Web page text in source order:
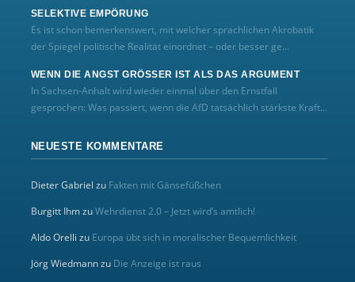
SELEKTIVE EMPÖRUNG
Es ist schon bemerkenswert, mit welcher sprachlichen Akrobatik
der Spiegel politische Realität einordnet – oder besser ge...
WENN DIE ANGST GRÖSSER IST ALS DAS ARGUMENT
In Sachsen-Anhalt wird wieder einmal über den Ernstfall
gesprochen: Was passiert, wenn die AfD tatsächlich stärkste Kraft...
NEUESTE KOMMENTARE
Dieter Gabriel zu Fakten mit Gänsefüßchen
Burgitt IhmzuWehrdienst 2.0 – Jetzt wird’s amtlich!
Aldo Orelli zu Europa übt sich in moralischer Bequemlichkeit
Jörg Wiedmannzu Die Anzeige ist raus